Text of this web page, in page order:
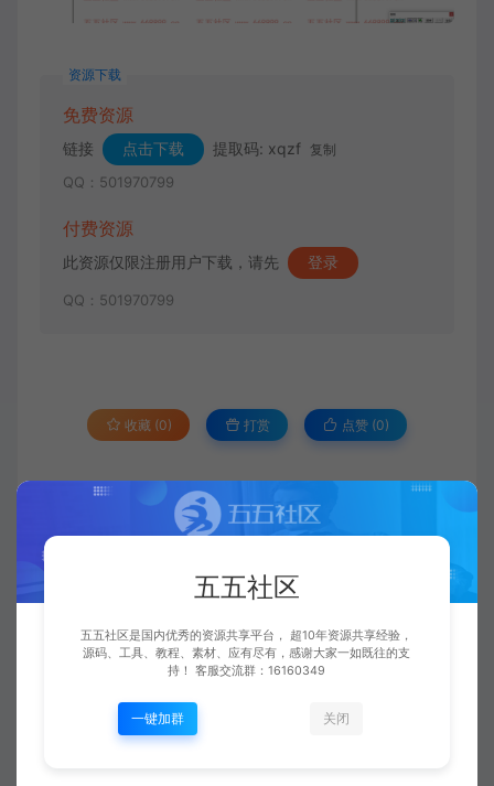
资源下载
免费资源
链接 点击下载 提取码: xqzf 复制
QQ：501970799
付费资源
此资源仅限注册用户下载，请先 登录
QQ：501970799
收藏 (0) 打赏 点赞 (0)
http://www.668899.cn/705.html
五五社区
五五社区是国内优秀的资源共享平台， 超10年资源共享经验，
源码、工具、教程、素材、应有尽有，感谢大家一如既往的支
持！ 客服交流群：16160349
一键加群 关闭